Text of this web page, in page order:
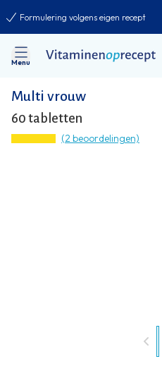
Formulering volgens eigen recept
Menu
Multi vrouw
60 tabletten
(2 beoordelingen)